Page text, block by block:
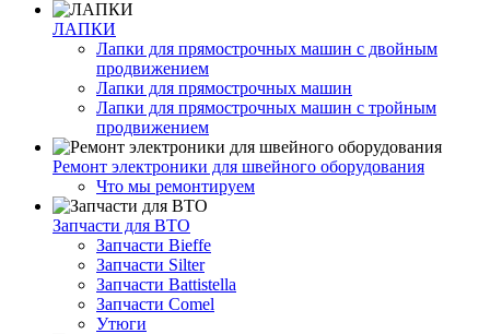
ЛАПКИ
Лапки для прямострочных машин с двойным
продвижением
Лапки для прямострочных машин
Лапки для прямострочных машин с тройным
продвижением
Ремонт электроники для швейного оборудования
Что мы ремонтируем
Запчасти для ВТО
Запчасти Bieffe
Запчасти Silter
Запчасти Battistella
Запчасти Comel
Утюги